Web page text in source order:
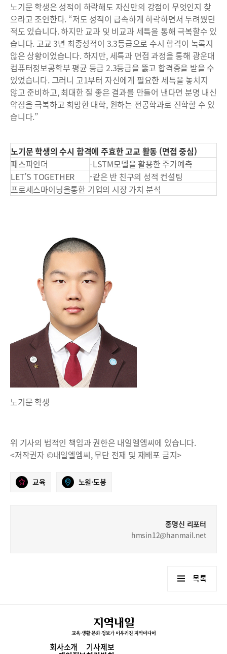
노기문 학생은 성적이 하락해도 자신만의 강점이 무엇인지 찾
으라고 조언한다. “저도 성적이 급속하게 하락하면서 두려웠던
적도 있습니다. 하지만 교과 및 비교과 세특을 통해 극복할수 있
습니다. 고교 3년 최종성적이 3.3등급으로 수시 합격이 녹록지
않은 상황이었습니다. 하지만, 세특과 면접 과정을 통해 광운대
컴퓨터정보공학부 평균 등급 2.3등급을 뚫고 합격증을 받을 수
있었습니다. 그러니 고1부터 자신에게 필요한 세특을 놓치지
않고 준비하고, 최대한 질 좋은 결과를 만들어 낸다면 분명 내신
약점을 극복하고 희망한 대학, 원하는 전공학과로 진학할 수 있
습니다.”
노기문 학생의 수시 합격에 주효한 고교 활동 (면접 중심)
패스파인더
-LSTM모델을 활용한 주가예측
LET’S TOGETHER
-같은 반 친구의 성적 컨설팅
프로세스마이닝을통한 기업의 시장 가치 분석
노기문 학생
위 기사의 법적인 책임과 권한은 내일엘엠씨에 있습니다.
<저작권자 ©내일엘엠씨, 무단 전재 및 재배포 금지>
교육 노원·도봉
홍명신 리포터
hmsin12@hanmail.net
목록
회사소개 기사제보